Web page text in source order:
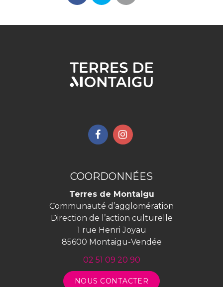
Lien
compte
Facebook
Lien
compte
Instagram
COORDONNÉES
Terres de Montaigu
Communauté d’agglomération
Direction de l’action culturelle
1 rue Henri Joyau
85600 Montaigu-Vendée
02 51 09 20 90
NOUS CONTACTER